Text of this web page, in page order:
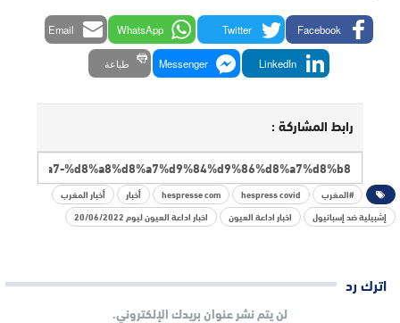
Facebook
Twitter
WhatsApp
Email
LinkedIn
Messenger طباعة
رابط المشاركة :
#المغرب hespress covid
hespresse com أخبار
أخبار المغرب
إشبيلية ضد إسبانيول
اخبار اداعة العيون اخبار اداعة العيون ليوم 20/06/2022
اترك رد
لن يتم نشر عنوان بريدك الإلكتروني.